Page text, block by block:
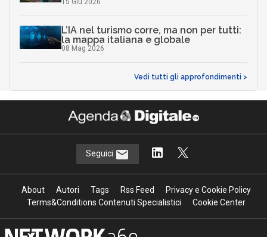
L’IA nel turismo corre, ma non per tutti:
la mappa italiana e globale
08 Mag 2026
Vedi tutti gli approfondimenti >
Seguici
About Autori Tags Rss Feed
Privacy e Cookie Policy
Terms&Conditions Contenuti Specialistici
Cookie Center